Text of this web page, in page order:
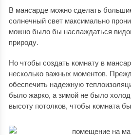
В мансарде можно сделать
солнечный свет максимально
можно было бы наслаждаться
природу.
Но чтобы создать комнату в
несколько важных моментов.
обеспечить надежную
было жарко, а зимой не было
высоту потолков, чтобы комната